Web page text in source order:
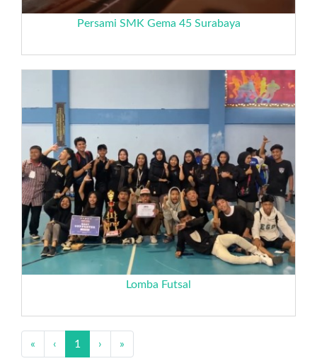
Persami SMK Gema 45 Surabaya
Lomba Futsal
« ‹ 1 › »